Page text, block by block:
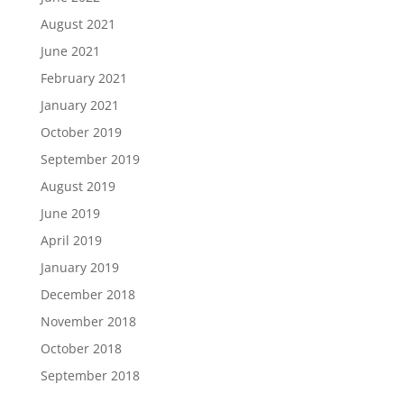
August 2021
June 2021
February 2021
January 2021
October 2019
September 2019
August 2019
June 2019
April 2019
January 2019
December 2018
November 2018
October 2018
September 2018